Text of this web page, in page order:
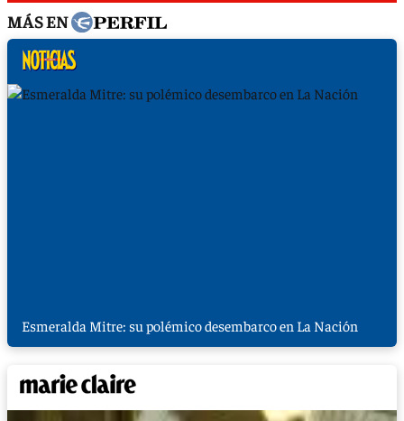
MÁS EN
Esmeralda Mitre: su polémico desembarco en La Nación